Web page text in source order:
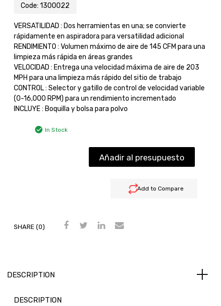
Code: 1300022
VERSATILIDAD : Dos herramientas en una; se convierte
rápidamente en aspiradora para versatilidad adicional
RENDIMIENTO : Volumen máximo de aire de 145 CFM para una
limpieza más rápida en áreas grandes
VELOCIDAD : Entrega una velocidad máxima de aire de 203
MPH para una limpieza más rápido del sitio de trabajo
CONTROL : Selector y gatillo de control de velocidad variable
(0-16,000 RPM) para un rendimiento incrementado
INCLUYE : Boquilla y bolsa para polvo
In Stock
Add to Compare
Añadir al presupuesto
SHARE (0)
DESCRIPTION
DESCRIPTION